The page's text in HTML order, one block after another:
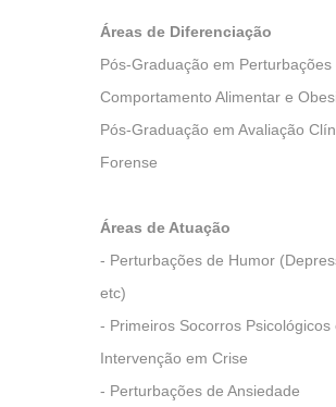
Áreas de Diferenciação
Pós-Graduação em Perturbações
Comportamento Alimentar e
Pós-Graduação em Avaliação
Forense
Áreas de Atuação
- Perturbações de Humor
etc)
- Primeiros Socorros Psicológicos
Intervenção em Crise
- Perturbações de Ansiedade